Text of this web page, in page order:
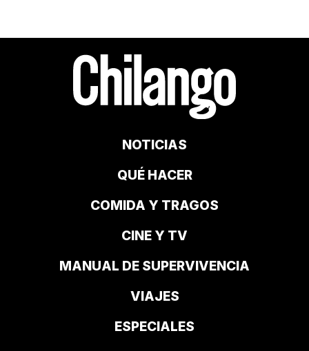
NOTICIAS
QUÉ HACER
COMIDA Y TRAGOS
CINE Y TV
MANUAL DE SUPERVIVENCIA
VIAJES
ESPECIALES